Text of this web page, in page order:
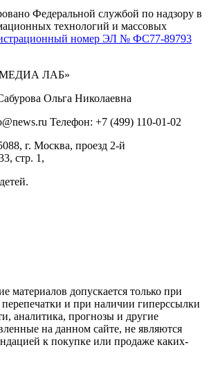
Федеральной службой по надзору в
технологий и массовых
номер ЭЛ № ФС77-89793
ЛАБ»
Ольга Николаевна
Телефон: +7 (499) 110-01-02
г. Москва, проезд 2-й
стр. 1,
материалов допускается только при
и при наличии гиперссылки
аналитика, прогнозы и другие
на данном сайте, не являются
к покупке или продаже каких-